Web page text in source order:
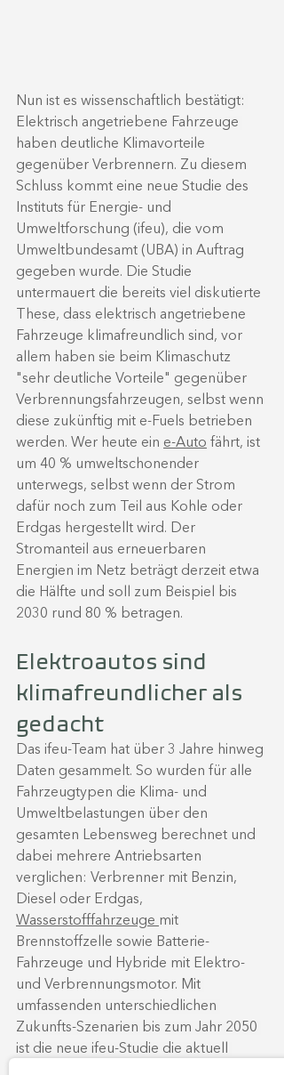
Nun ist es wissenschaftlich bestätigt:
Elektrisch angetriebene Fahrzeuge
haben deutliche Klimavorteile
gegenüber Verbrennern. Zu diesem
Schluss kommt eine neue Studie des
Instituts für Energie- und
Umweltforschung (ifeu), die vom
Umweltbundesamt (UBA) in Auftrag
gegeben wurde. Die Studie
untermauert die bereits viel diskutierte
These, dass elektrisch angetriebene
Fahrzeuge klimafreundlich sind, vor
allem haben sie beim Klimaschutz
"sehr deutliche Vorteile" gegenüber
Verbrennungsfahrzeugen, selbst wenn
diese zukünftig mit e-Fuels betrieben
werden. Wer heute ein e-Auto fährt, ist
um 40 % umweltschonender
unterwegs, selbst wenn der Strom
dafür noch zum Teil aus Kohle oder
Erdgas hergestellt wird. Der
Stromanteil aus erneuerbaren
Energien im Netz beträgt derzeit etwa
die Hälfte und soll zum Beispiel bis
2030 rund 80 % betragen.
Elektroautos sind
klimafreundlicher als
gedacht
Das ifeu-Team hat über 3 Jahre hinweg
Daten gesammelt. So wurden für alle
Fahrzeugtypen die Klima- und
Umweltbelastungen über den
gesamten Lebensweg berechnet und
dabei mehrere Antriebsarten
verglichen: Verbrenner mit Benzin,
Diesel oder Erdgas,
Wasserstofffahrzeuge mit
Brennstoffzelle sowie Batterie-
Fahrzeuge und Hybride mit Elektro-
und Verbrennungsmotor. Mit
umfassenden unterschiedlichen
Zukunfts-Szenarien bis zum Jahr 2050
ist die neue ifeu-Studie die aktuell